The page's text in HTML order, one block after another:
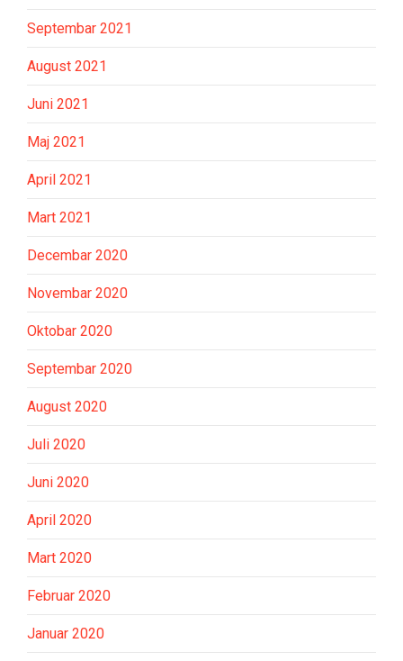
Septembar 2021
August 2021
Juni 2021
Maj 2021
April 2021
Mart 2021
Decembar 2020
Novembar 2020
Oktobar 2020
Septembar 2020
August 2020
Juli 2020
Juni 2020
April 2020
Mart 2020
Februar 2020
Januar 2020